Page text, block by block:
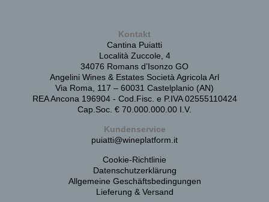
Kontakt
Cantina Puiatti
Località Zuccole, 4
34076 Romans d’Isonzo GO
Angelini Wines & Estates Società Agricola Arl
Via Roma, 117 – 60031 Castelplanio (AN)
REA Ancona 196904 - Cod.Fisc. e P.IVA 02555110424
Cap.Soc. € 70.000.000.00 I.V.
Kundenservice
puiatti@wineplatform.it
Cookie-Richtlinie
Datenschutzerklärung
Allgemeine Geschäftsbedingungen
Lieferung & Versand